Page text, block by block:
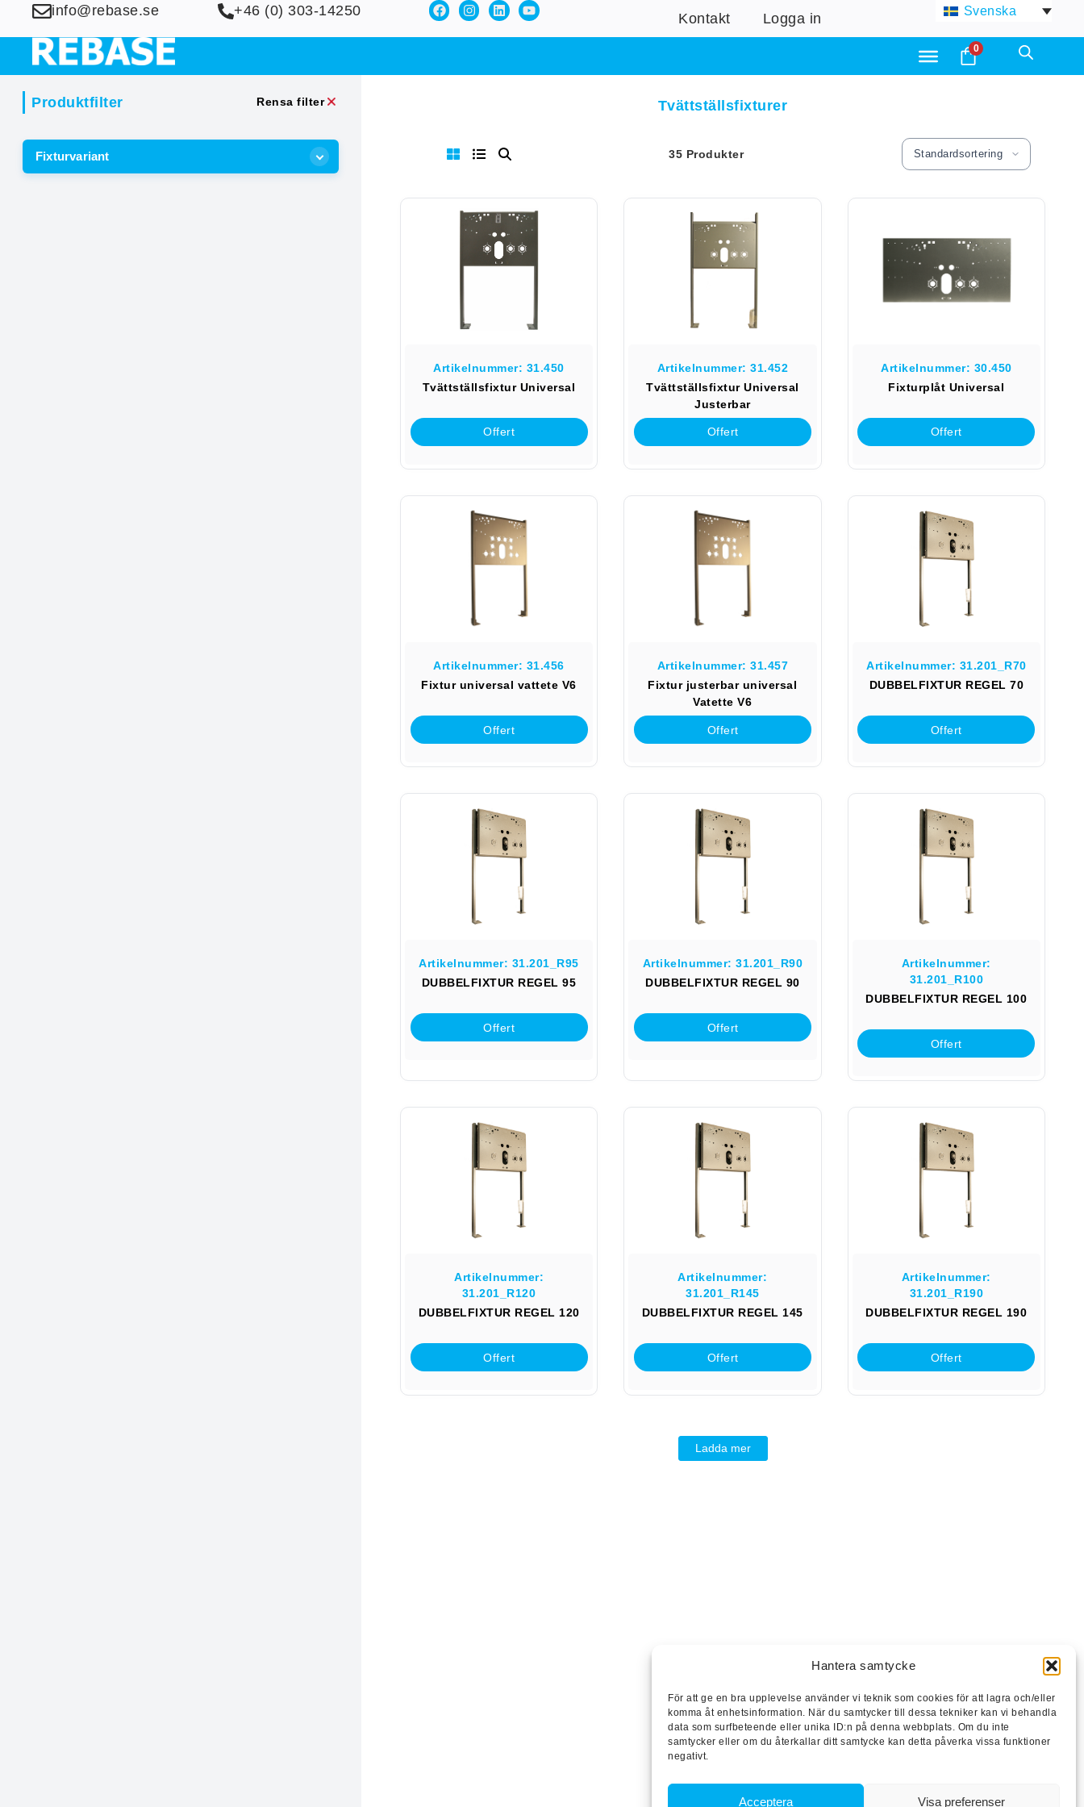
Hantera samtycke
För att ge en bra upplevelse använder vi teknik som cookies för att lagra och/eller
komma åt enhetsinformation. När du samtycker till dessa tekniker kan vi behandla
data som surfbeteende eller unika ID:n på denna webbplats. Om du inte
samtycker eller om du återkallar ditt samtycke kan detta påverka vissa funktioner
negativt.
Acceptera Visa preferenser
info@rebase.se +46 (0) 303-14250 Kontakt Logga in Svenska
0
Produktfilter Rensa filter
Fixturvariant
Tvättställsfixturer
35 Produkter Standardsortering
Artikelnummer: 31.450
Tvättställsfixtur Universal
Offert
Artikelnummer: 31.452
Tvättställsfixtur Universal
Justerbar
Offert
Artikelnummer: 30.450
Fixturplåt Universal
Offert
Artikelnummer: 31.456
Fixtur universal vattete V6
Offert
Artikelnummer: 31.457
Fixtur justerbar universal
Vatette V6
Offert
Artikelnummer: 31.201_R70
DUBBELFIXTUR REGEL 70
Offert
Artikelnummer: 31.201_R95
DUBBELFIXTUR REGEL 95
Offert
Artikelnummer: 31.201_R90
DUBBELFIXTUR REGEL 90
Offert
Artikelnummer:
31.201_R100
DUBBELFIXTUR REGEL 100
Offert
Artikelnummer:
31.201_R120
DUBBELFIXTUR REGEL 120
Offert
Artikelnummer:
31.201_R145
DUBBELFIXTUR REGEL 145
Offert
Artikelnummer:
31.201_R190
DUBBELFIXTUR REGEL 190
Offert
Ladda mer